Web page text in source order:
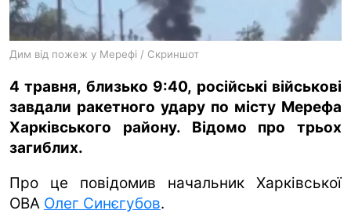
Дим від пожеж у Мерефі / Скриншот
4 травня, близько 9:40, російські військові
завдали ракетного удару по місту Мерефа
Харківського району. Відомо про трьох
загиблих.
Про це повідомив начальник Харківської
ОВА Олег Синєгубов.